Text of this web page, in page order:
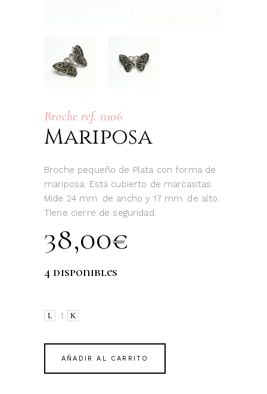
Broche ref. 11106
Mariposa
Broche pequeño de Plata con forma de
mariposa. Está cubierto de marcasitas.
Mide 24 mm. de ancho y 17 mm. de alto.
Tiene cierre de seguridad.
38,00€
4 disponibles
Mariposa
AÑADIR AL CARRITO